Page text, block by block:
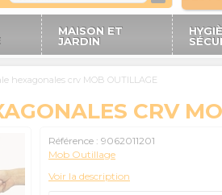
MAISON ET
JARDIN
hexagonales crv MOB OUTILLAGE
CRV
Référence : 9062011201
Mob Outillage
Voir la description